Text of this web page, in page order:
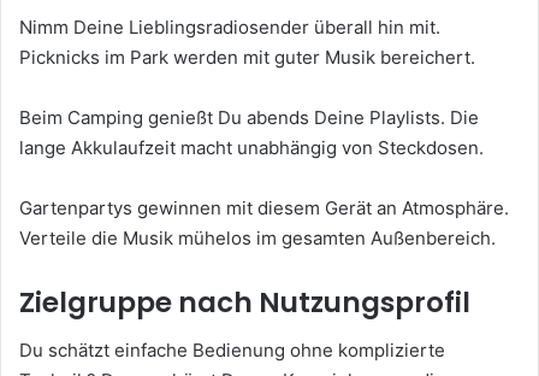
Nimm Deine Lieblingsradiosender überall hin mit.
Picknicks im Park werden mit guter Musik bereichert.
Beim Camping genießt Du abends Deine Playlists. Die
lange Akkulaufzeit macht unabhängig von Steckdosen.
Gartenpartys gewinnen mit diesem Gerät an Atmosphäre.
Verteile die Musik mühelos im gesamten Außenbereich.
Zielgruppe nach Nutzungsprofil
Du schätzt einfache Bedienung ohne komplizierte